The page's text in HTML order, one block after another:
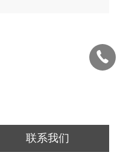
联系我们